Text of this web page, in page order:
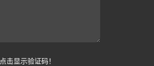
点击显示验证码！